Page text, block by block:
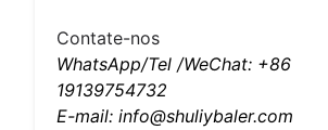
Contate-nos
WhatsApp/Tel /WeChat: +86
19139754732
E-mail: info@shuliybaler.com